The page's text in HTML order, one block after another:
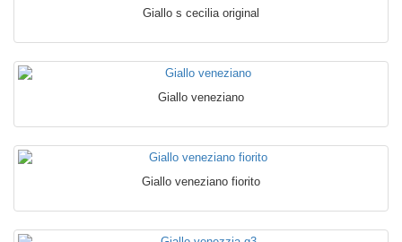
Giallo s cecilia original
Giallo veneziano
Giallo veneziano fiorito